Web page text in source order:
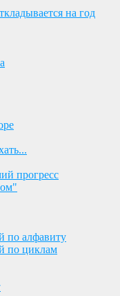
на год
прогресс
по алфавиту
по циклам